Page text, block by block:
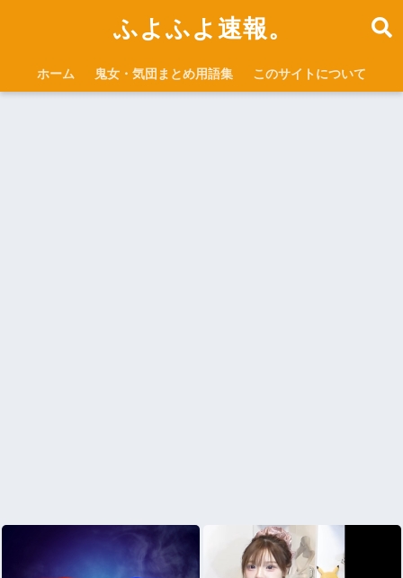
ふよふよ速報。
ホーム 鬼女・気団まとめ用語集 このサイトについて